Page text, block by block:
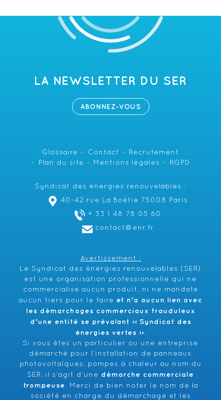
LA NEWSLETTER DU SER
ABONNEZ-VOUS
Glossaire Contact
Recrutement
Plan du site
Mentions légales RGPD
Syndicat des énergies renouvelables :
40-42 rue La Boétie 75008 Paris
+ 33 1 48 78 05 60
contact@enr.fr
Avertissement :
Le Syndicat des énergies renouvelables (SER)
est une organisation professionnelle qui ne
commercialise aucun produit, ni ne mandate
aucun tiers pour le faire et n’a aucun lien avec
les démarchages commerciaux frauduleux
d’une entité se prévalant ‹‹ Syndicat des
énergies vertes ››.
Si vous êtes un particulier ou une entreprise
démarché pour l’installation de panneaux
photovoltaïques, pompes à chaleur au nom du
SER, il s’agit d’une démarche commerciale
trompeuse . Merci de bien noter le nom de la
société en charge du démarchage et les